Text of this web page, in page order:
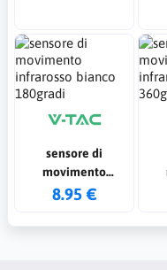
sensore di
movimento
infrarosso bianco
8.95 €